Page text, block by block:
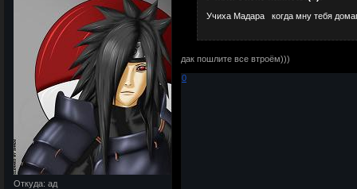
Откуда: ад
Учиха Мадара когда мну тебя
дак пошлите все втроём)))
0